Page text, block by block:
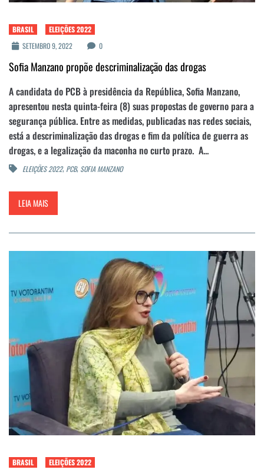
BRASIL
ELEIÇÕES 2022
SETEMBRO 9, 2022
0
Sofia Manzano propõe descriminalização das drogas
A candidata do PCB à presidência da República, Sofia Manzano,
apresentou nesta quinta-feira (8) suas propostas de governo para a
segurança pública. Entre as medidas, publicadas nas redes sociais,
está a descriminalização das drogas e fim da política de guerra as
drogas, e a legalização da maconha no curto prazo. A...
ELEIÇÕES 2022, PCB, SOFIA MANZANO
LEIA MAIS
BRASIL
ELEIÇÕES 2022